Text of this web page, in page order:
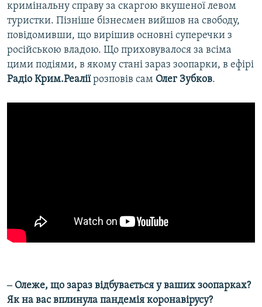
кримінальну справу за скаргою вкушеної левом
туристки. Пізніше бізнесмен вийшов на свободу,
повідомивши, що вирішив основні суперечки з
російською владою. Що приховувалося за всіма
цими подіями, в якому стані зараз зоопарки, в ефірі
Радіо Крим.Реаліїрозповів сам Олег Зубков.
‒ Олеже, що зараз відбувається у ваших зоопарках?
Як на вас вплинула пандемія коронавірусу?